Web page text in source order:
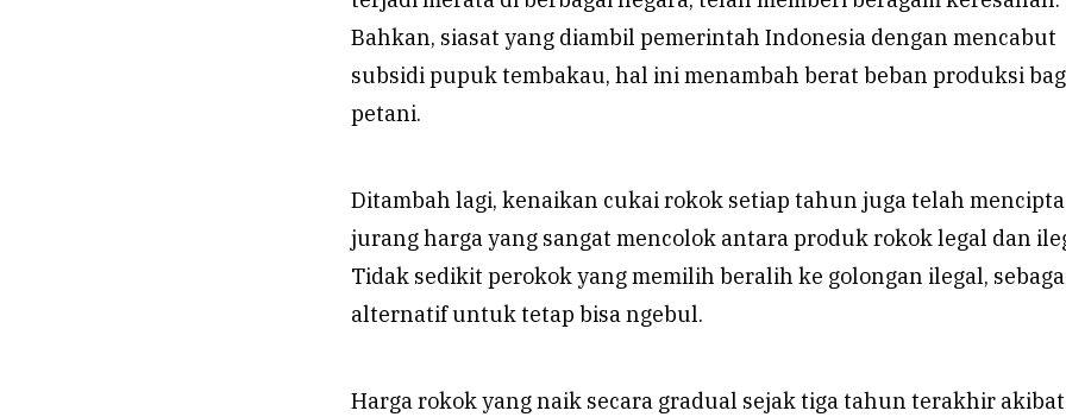
Bahkan, siasat yang diambil pemerintah Indonesia dengan mencabut
subsidi pupuk tembakau, hal ini menambah berat beban produksi
petani.
Ditambah lagi, kenaikan cukai rokok setiap tahun juga telah mencipta
jurang harga yang sangat mencolok antara produk rokok legal dan
Tidak sedikit perokok yang memilih beralih ke golongan ilegal,
alternatif untuk tetap bisa ngebul.
Harga rokok yang naik secara gradual sejak tiga tahun terakhir